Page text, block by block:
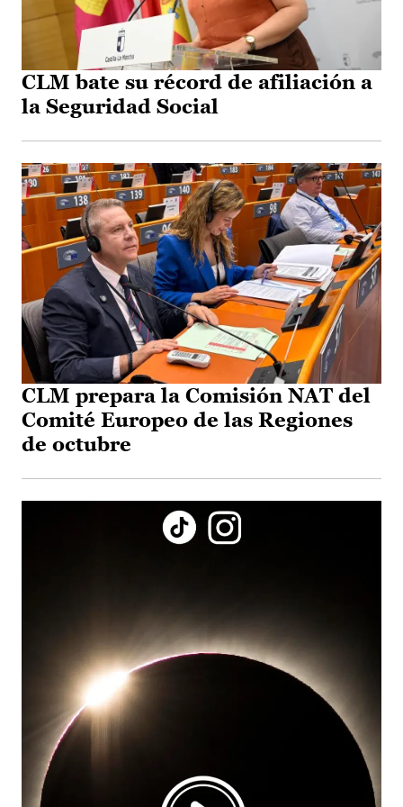
CLM bate su récord de afiliación a
la Seguridad Social
CLM prepara la Comisión NAT del
Comité Europeo de las Regiones
de octubre